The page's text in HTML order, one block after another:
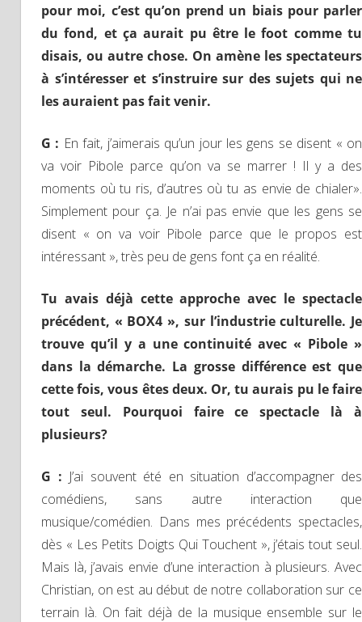
pour moi, c’est qu’on prend un biais pour parler
du fond, et ça aurait pu être le foot comme tu
disais, ou autre chose. On amène les spectateurs
à s’intéresser et s’instruire sur des sujets qui ne
les auraient pas fait venir.
G : En fait, j’aimerais qu’un jour les gens se disent « on
va voir Pibole parce qu’on va se marrer ! Il y a des
moments où tu ris, d’autres où tu as envie de chialer».
Simplement pour ça. Je n’ai pas envie que les gens se
disent « on va voir Pibole parce que le propos est
intéressant », très peu de gens font ça en réalité.
Tu avais déjà cette approche avec le spectacle
précédent, « BOX4 », sur l’industrie culturelle. Je
trouve qu’il y a une continuité avec « Pibole »
dans la démarche. La grosse différence est que
cette fois, vous êtes deux. Or, tu aurais pu le faire
tout seul. Pourquoi faire ce spectacle là à
plusieurs?
G : J’ai souvent été en situation d’accompagner des
comédiens, sans autre interaction que
musique/comédien. Dans mes précédents spectacles,
dès « Les Petits Doigts Qui Touchent », j’étais tout seul.
Mais là, j’avais envie d’une interaction à plusieurs. Avec
Christian, on est au début de notre collaboration sur ce
terrain là. On fait déjà de la musique ensemble sur le